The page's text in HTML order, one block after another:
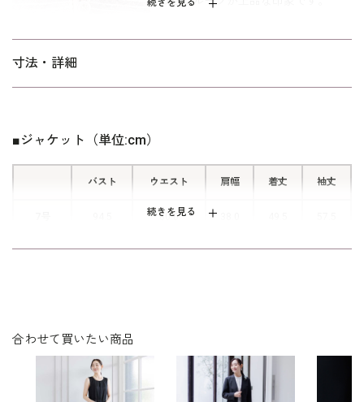
続きを見る
オーガンジーのフリルカラーは、着脱
楽しめます。
寸法・詳細
続きを見る
■ジャケット（単位:cm）
バスト ウエスト 肩幅 着丈 袖丈
80.0
9号 97.5 83.0 38.5 50.0 58.0
15号 110.5 40.0 51.5 59.0
115.5 40.5
合わせて買いたい商品